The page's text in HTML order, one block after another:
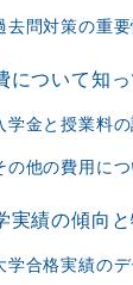
去問対策の重要
について知
学金と授業料
の他の費用に
実績の傾向
学合格実績のデ